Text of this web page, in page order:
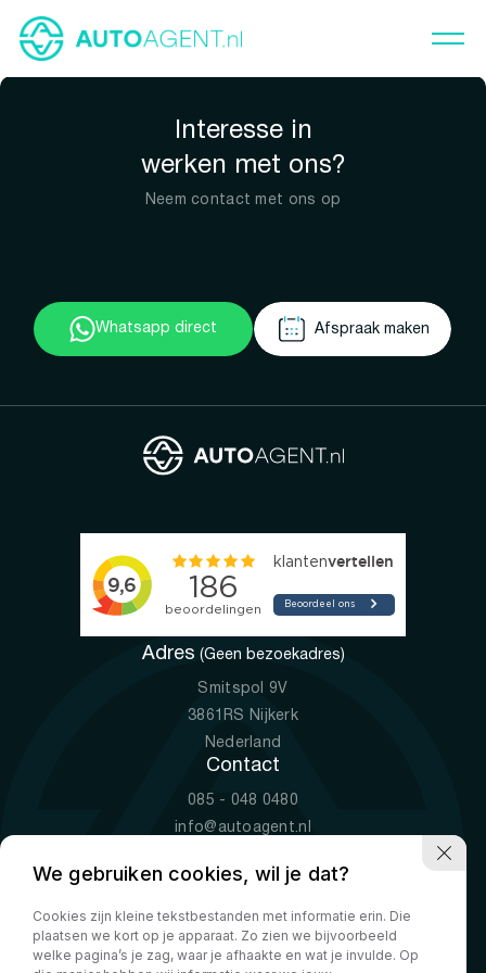
Interesse in
werken met ons?
Neem contact met ons op
Whatsapp direct Afspraak maken
Adres (Geen bezoekadres)
Smitspol 9V
3861RS Nijkerk
Nederland
Contact
085 - 048 0480
info@autoagent.nl
Openingstijden
Ma-Vr
09:00 - 19:00
Za
10:00 - 17:00
We gebruiken cookies, wil je dat?
Cookies zijn kleine tekstbestanden met informatie erin. Die
plaatsen we kort op je apparaat. Zo zien we bijvoorbeeld
welke pagina’s je zag, waar je afhaakte en wat je invulde. Op